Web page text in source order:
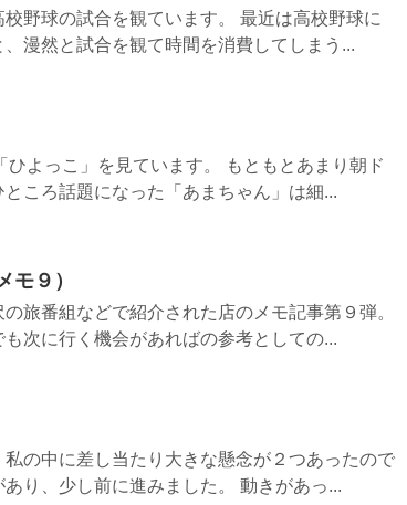
野球の試合を観ています。 最近は高校野球に
漫然と試合を観て時間を消費してしまう...
よっこ」を見ています。 もともとあまり朝ド
ころ話題になった「あまちゃん」は細...
モ９）
旅番組などで紹介された店のメモ記事第９弾。
次に行く機会があればの参考としての...
の中に差し当たり大きな懸念が２つあったので
り、少し前に進みました。 動きがあっ...